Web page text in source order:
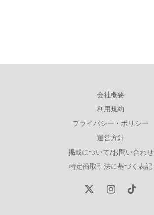
会社概要
利用規約
プライバシー・ポリシー
運営方針
掲載について/お問い合わせ
特定商取引法に基づく表記
X
InstagramTikTok